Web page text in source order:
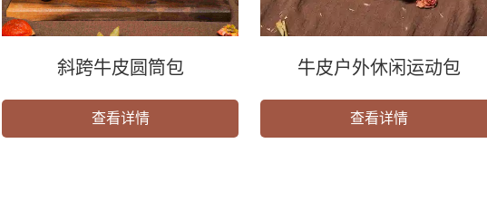
斜跨牛皮圆筒包
查看详情
牛皮户外休闲运动包
查看详情